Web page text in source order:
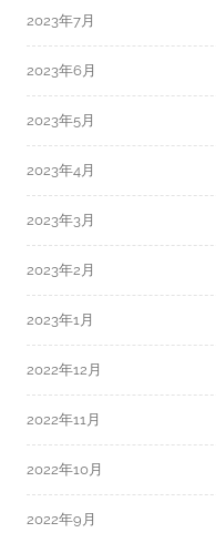
2023年7月
2023年6月
2023年5月
2023年4月
2023年3月
2023年2月
2023年1月
2022年12月
2022年11月
2022年10月
2022年9月